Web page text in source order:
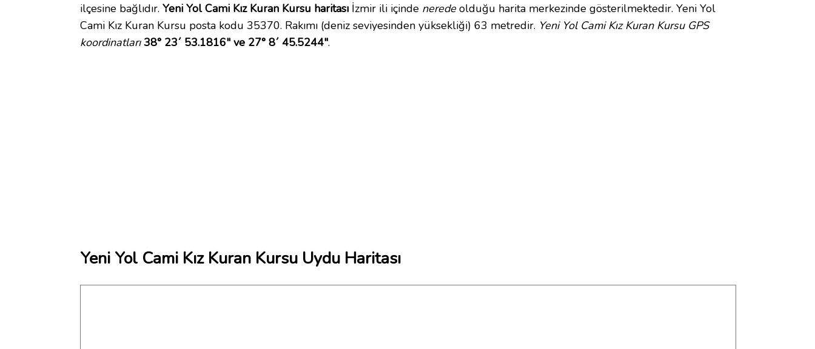
ilçesine bağlıdır. Yeni Yol Cami Kız Kuran Kursu haritası İzmir ili içinde neredeolduğu harita merkezinde gösterilmektedir. Yeni Yol
Cami Kız Kuran Kursu posta kodu 35370. Rakımı (deniz seviyesinden yüksekliği) 63 metredir. Yeni Yol Cami Kız Kuran Kursu GPS
koordinatları 38° 23´ 53.1816" ve 27° 8´ 45.5244".
Yeni Yol Cami Kız Kuran Kursu Uydu Haritası